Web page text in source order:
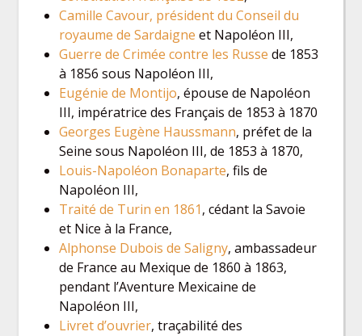
Camille Cavour, président du Conseil du
royaume de Sardaigne et Napoléon III,
Guerre de Crimée contre les Russe de 1853
à 1856 sous Napoléon III,
Eugénie de Montijo, épouse de Napoléon
III, impératrice des Français de 1853 à 1870
Georges Eugène Haussmann, préfet de la
Seine sous Napoléon III, de 1853 à 1870,
Louis-Napoléon Bonaparte, fils de
Napoléon III,
Traité de Turin en 1861, cédant la Savoie
et Nice à la France,
Alphonse Dubois de Saligny, ambassadeur
de France au Mexique de 1860 à 1863,
pendant l’Aventure Mexicaine de
Napoléon III,
Livret d’ouvrier, traçabilité des